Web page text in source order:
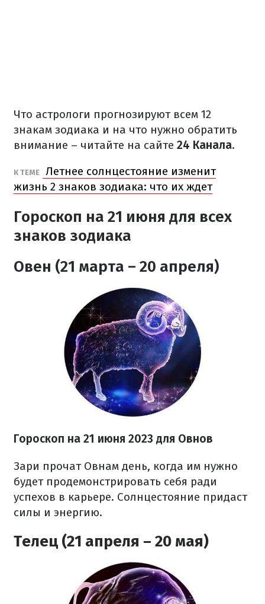
Что астрологи прогнозируют всем 12
знакам зодиака и на что нужно обратить
внимание – читайте на сайте 24 Канала.
К ТЕМЕ
Летнее солнцестояние изменит
жизнь 2 знаков зодиака: что их ждет
Гороскоп на 21 июня для всех
знаков зодиака
Овен (21 марта – 20 апреля)
Гороскоп на 21 июня 2023 для Овнов
Зари прочат Овнам день, когда им нужно
будет продемонстрировать себя ради
успехов в карьере. Солнцестояние придаст
силы и энергию.
Телец (21 апреля – 20 мая)